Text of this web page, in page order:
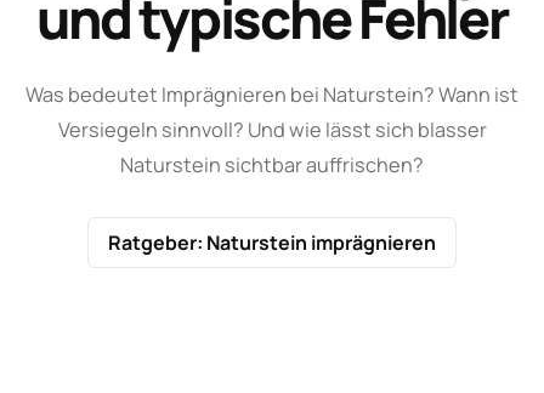
und typische Fehler
Was bedeutet Imprägnieren bei Naturstein? Wann ist
Versiegeln sinnvoll? Und wie lässt sich blasser
Naturstein sichtbar auffrischen?
Ratgeber: Naturstein imprägnieren